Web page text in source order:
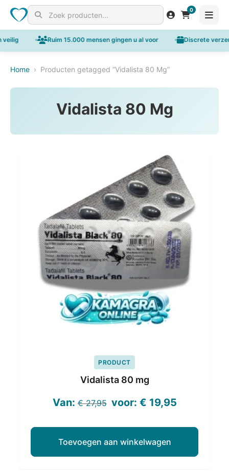
Search for products
0
Ruim 15.000 mensen gingen u al voor Discrete
Home › Producten getagged “Vidalista 80 Mg”
Vidalista 80 Mg
PRODUCT
Vidalista 80 mg
Van:€27,95 Oorspronkelijke
voor: € 19,95Huidige
€ 19,95.
Toevoegen aan winkelwagen